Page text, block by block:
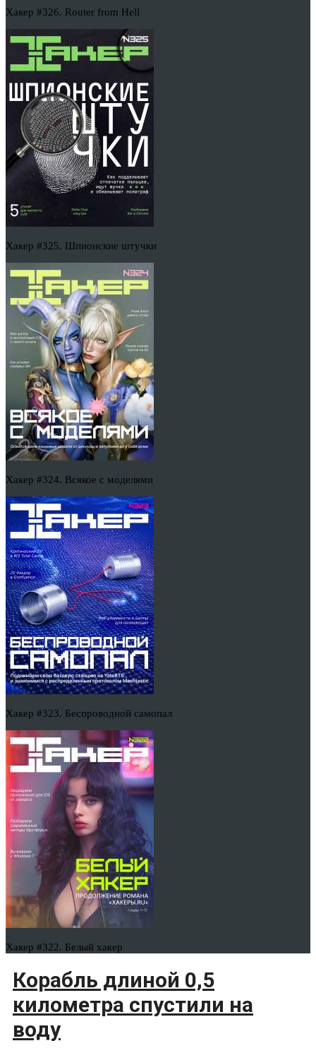
Хакер #326. Router from Hell
Хакер #325. Шпионские штучки
Хакер #324. Всякое с моделями
Хакер #323. Беспроводной самопал
Хакер #322. Белый хакер
Корабль длиной 0,5
километра спустили на
воду